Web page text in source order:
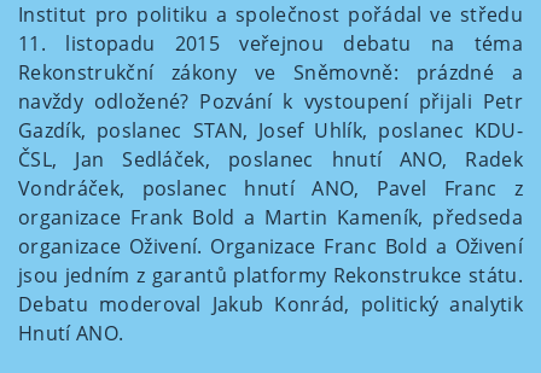
Institut pro politiku a společnost pořádal ve středu
11. listopadu 2015 veřejnou debatu na téma
Rekonstrukční zákony ve Sněmovně: prázdné a
navždy odložené? Pozvání k vystoupení přijali Petr
Gazdík, poslanec STAN, Josef Uhlík, poslanec KDU-
ČSL, Jan Sedláček, poslanec hnutí ANO, Radek
Vondráček, poslanec hnutí ANO, Pavel Franc z
organizace Frank Bold a Martin Kameník, předseda
organizace Oživení. Organizace Franc Bold a Oživení
jsou jedním z garantů platformy Rekonstrukce státu.
Debatu moderoval Jakub Konrád, politický analytik
Hnutí ANO.